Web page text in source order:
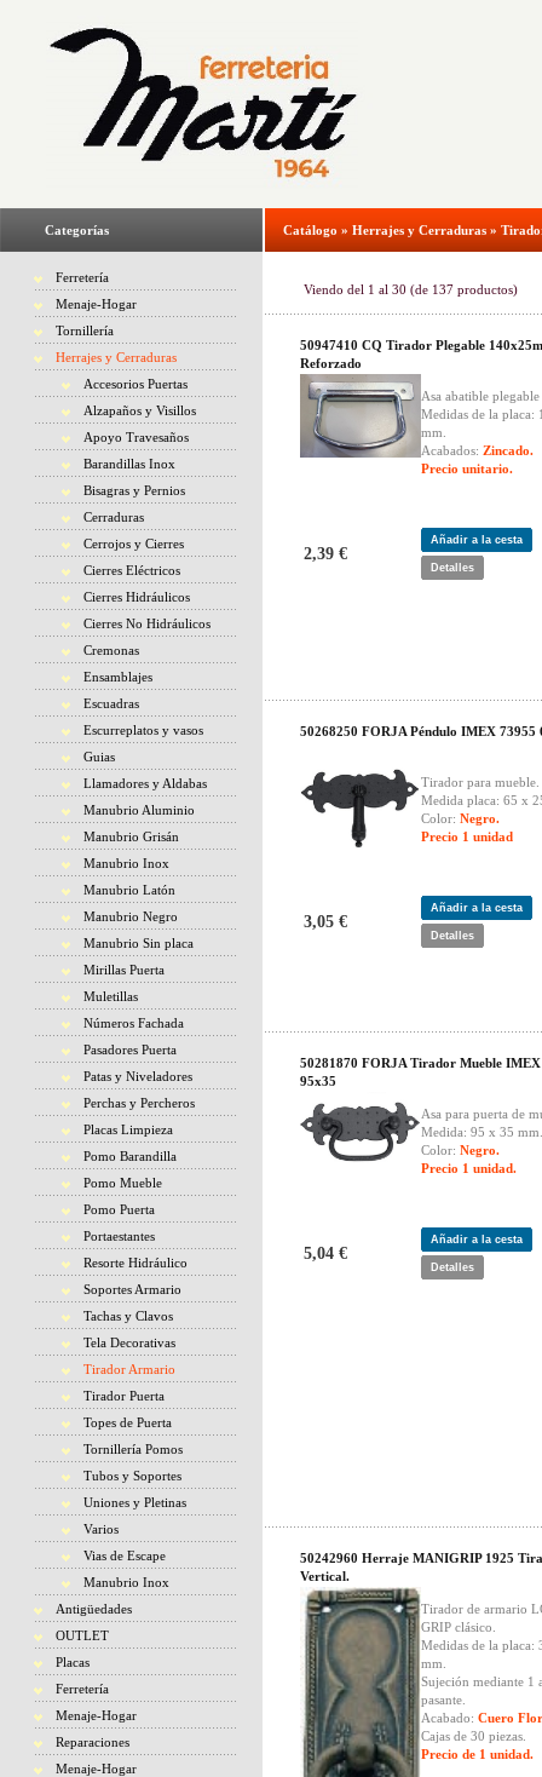
Categorías
Ferretería
Menaje-Hogar
Tornillería
Herrajes y Cerraduras
Accesorios Puertas
Alzapaños y Visillos
Apoyo Travesaños
Barandillas Inox
Bisagras y Pernios
Cerraduras
Cerrojos y Cierres
Cierres Eléctricos
Cierres Hidráulicos
Cierres No Hidráulicos
Cremonas
Ensamblajes
Escuadras
Escurreplatos y vasos
Guias
Llamadores y Aldabas
Manubrio Aluminio
Manubrio Grisán
Manubrio Inox
Manubrio Latón
Manubrio Negro
Manubrio Sin placa
Mirillas Puerta
Muletillas
Números Fachada
Pasadores Puerta
Patas y Niveladores
Perchas y Percheros
Placas Limpieza
Pomo Barandilla
Pomo Mueble
Pomo Puerta
Portaestantes
Resorte Hidráulico
Soportes Armario
Tachas y Clavos
Tela Decorativas
Tirador Armario
Tirador Puerta
Topes de Puerta
Tornillería Pomos
Tubos y Soportes
Uniones y Pletinas
Varios
Vias de Escape
Manubrio Inox
Antigüedades
OUTLET
Placas
Ferretería
Menaje-Hogar
Reparaciones
Menaje-Hogar
Catálogo » Herrajes y Cerraduras »
Viendo del 1 al 30 (de 137 productos)
50947410 CQ Tirador Plegable
Reforzado
Asa abatible plegable
Medidas de la placa:
mm.
Acabados: Zincado.
Precio unitario.
2,39 €
Añadir a la cesta
Detalles
50268250 FORJA Péndulo IMEX 73955
Tirador para mueble.
Medida placa: 65 x
Color: Negro.
Precio 1 unidad
3,05 €
Añadir a la cesta
Detalles
50281870 FORJA Tirador Mueble
95x35
Asa para puerta de
Medida: 95 x 35 mm.
Color: Negro.
Precio 1 unidad.
5,04 €
Añadir a la cesta
Detalles
50242960 Herraje MANIGRIP 1925
Vertical.
Tirador de armario
GRIP clásico.
Medidas de la placa:
mm.
Sujeción mediante 1
pasante.
Acabado: Cuero
Cajas de 30 piezas.
Precio de 1 unidad.